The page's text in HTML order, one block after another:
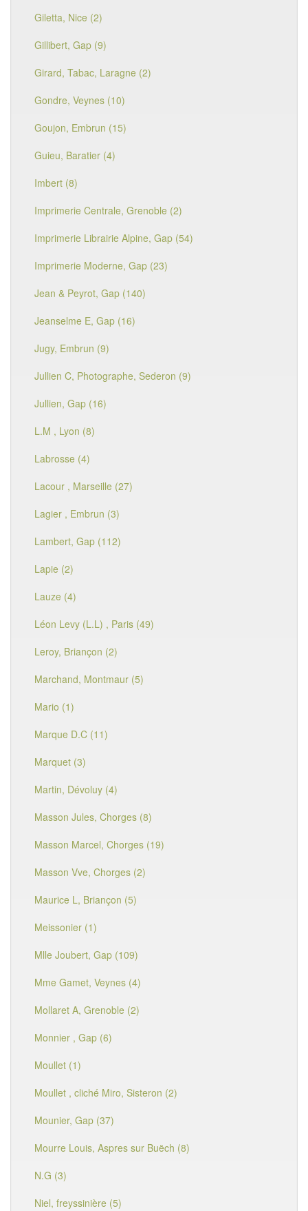
Giletta, Nice (2)
Gillibert, Gap (9)
Girard, Tabac, Laragne (2)
Gondre, Veynes (10)
Goujon, Embrun (15)
Guieu, Baratier (4)
Imbert (8)
Imprimerie Centrale, Grenoble (2)
Imprimerie Librairie Alpine, Gap (54)
Imprimerie Moderne, Gap (23)
Jean & Peyrot, Gap (140)
Jeanselme E, Gap (16)
Jugy, Embrun (9)
Jullien C, Photographe, Sederon (9)
Jullien, Gap (16)
L.M , Lyon (8)
Labrosse (4)
Lacour , Marseille (27)
Lagier , Embrun (3)
Lambert, Gap (112)
Lapie (2)
Lauze (4)
Léon Levy (L.L) , Paris (49)
Leroy, Briançon (2)
Marchand, Montmaur (5)
Mario (1)
Marque D.C (11)
Marquet (3)
Martin, Dévoluy (4)
Masson Jules, Chorges (8)
Masson Marcel, Chorges (19)
Masson Vve, Chorges (2)
Maurice L, Briançon (5)
Meissonier (1)
Mlle Joubert, Gap (109)
Mme Gamet, Veynes (4)
Mollaret A, Grenoble (2)
Monnier , Gap (6)
Moullet (1)
Moullet , cliché Miro, Sisteron (2)
Mounier, Gap (37)
Mourre Louis, Aspres sur Buëch (8)
N.G (3)
Niel, freyssinière (5)